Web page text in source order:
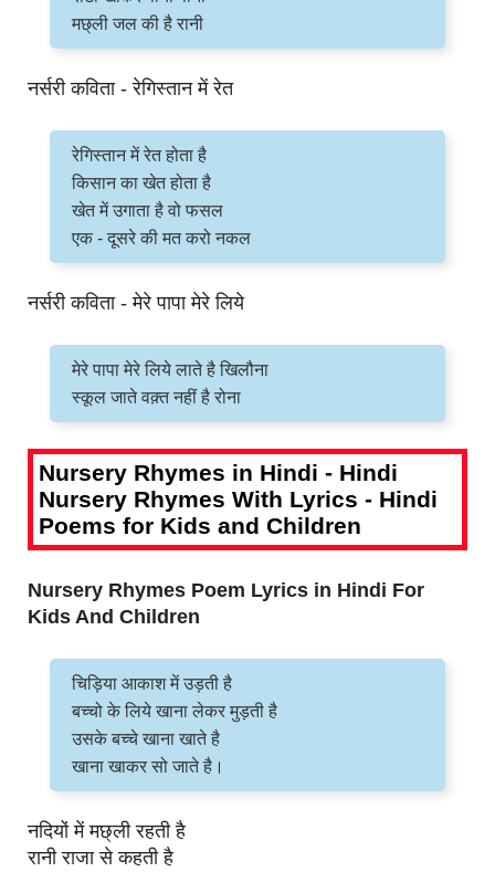
मछ्ली जल की है रानी
नर्सरी कविता - रेगिस्तान में रेत
रेगिस्तान में रेत होता है
किसान का खेत होता है
खेत में उगाता है वो फसल
एक - दूसरे की मत करो नकल
नर्सरी कविता - मेरे पापा मेरे लिये
मेरे पापा मेरे लिये लाते है खिलौना
स्कूल जाते वक़्त नहीं है रोना
Nursery Rhymes in Hindi - Hindi
Nursery Rhymes With Lyrics - Hindi
Poems for Kids and Children
Nursery Rhymes Poem Lyrics in Hindi For
Kids And Children
चिड़िया आकाश में उड़ती है
बच्चो के लिये खाना लेकर मुड़ती है
उसके बच्चे खाना खाते है
खाना खाकर सो जाते है।
नदियों में मछ्ली रहती है
रानी राजा से कहती है